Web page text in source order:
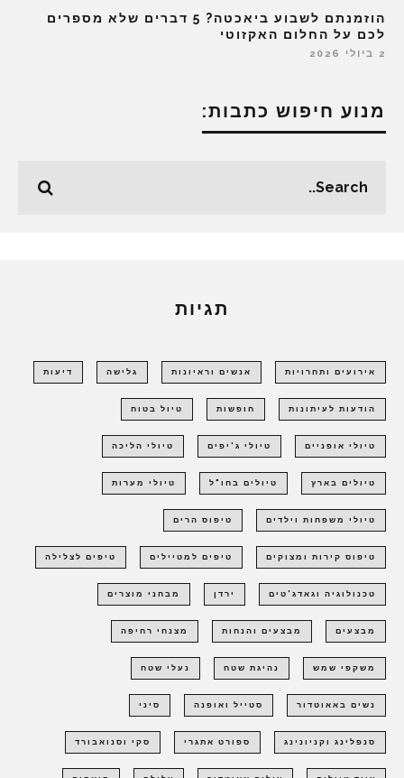
הוזמנתם לשבוע ביאכטה? 5 דברים שלא מספרים
לכם על החלום האקזוטי
2 ביולי 2026
מנוע חיפוש כתבות:
תגיות
אירועים ותחרויות אנשים וראיונות גלישה דיעות
הודעות לעיתונות חופשות טיול בטוח
טיולי אופניים טיולי ג'יפים טיולי הליכה
טיולים בארץ טיולים בחו"ל טיולי מערות
טיולי משפחות וילדים טיפוס הרים
טיפוס קירות ומצוקים טיפים למטיילים טיפים לצלילה
טכנולוגיה וגאדג'טים ירדן מבחני מוצרים
מבצעים מבצעים והנחות מצנחי רחיפה
משקפי שמש נהיגת שטח נעלי שטח
נשים באאוטדור סטייל ואופנה סיני
סנפלינג וקניונינג ספורט אתגרי סקי וסנואבורד